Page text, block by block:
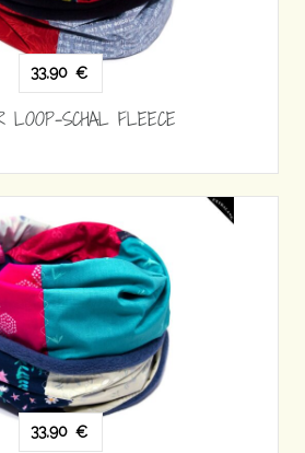
33,90 €
LOOP-SCHAL FLEECE
33,90 €